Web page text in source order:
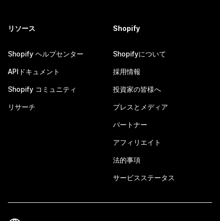
リソース
Shopify ヘルプセンター
APIドキュメント
Shopify コミュニティ
リサーチ
Shopify
Shopifyについて
採用情報
投資家の皆様へ
プレスとメディア
パートナー
アフィリエイト
法的事項
サービスステータス